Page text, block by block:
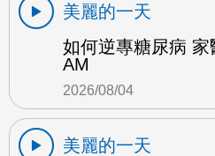
美麗的一天
如何逆專糖尿病
AM
2026/08/04
美麗的一天